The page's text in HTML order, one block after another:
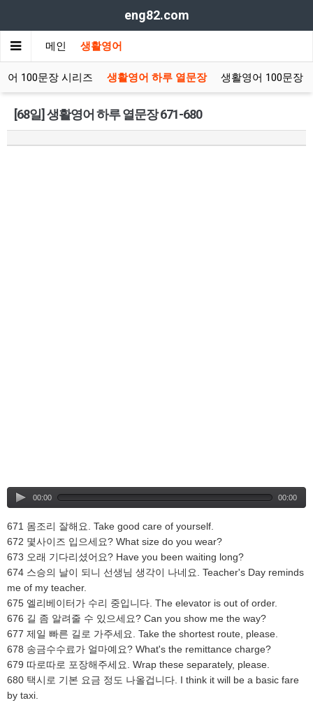
eng82.com
메인 생활영어
어 100문장 시리즈 생활영어 하루 열문장 생활영어 100문장
[68일] 생활영어 하루 열문장 671-680
00:00 00:00
671 몸조리 잘해요. Take good care of yourself.
672 몇사이즈 입으세요? What size do you wear?
673 오래 기다리셨어요? Have you been waiting long?
674 스승의 날이 되니 선생님 생각이 나네요. Teacher's Day reminds
me of my teacher.
675 엘리베이터가 수리 중입니다. The elevator is out of order.
676 길 좀 알려줄 수 있으세요? Can you show me the way?
677 제일 빠른 길로 가주세요. Take the shortest route, please.
678 송금수수료가 얼마예요? What's the remittance charge?
679 따로따로 포장해주세요. Wrap these separately, please.
680 택시로 기본 요금 정도 나올겁니다. I think it will be a basic fare
by taxi.